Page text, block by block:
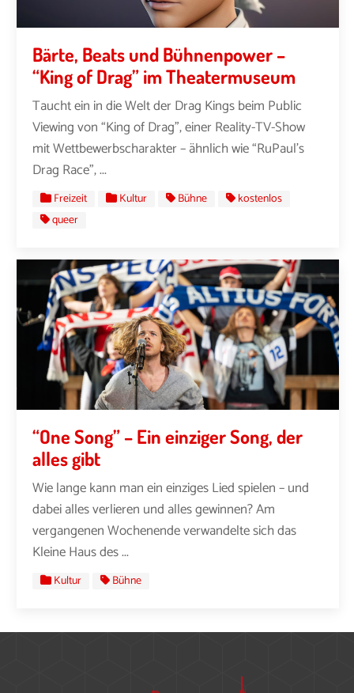
Bärte, Beats und Bühnenpower –
“King of Drag” im Theatermuseum
Taucht ein in die Welt der Drag Kings beim Public
Viewing von “King of Drag”, einer Reality-TV-Show
mit Wettbewerbscharakter – ähnlich wie “RuPaul’s
Drag Race”, ...
Freizeit Kultur Bühne
kostenlos
queer
“One Song” – Ein einziger Song, der
alles gibt
Wie lange kann man ein einziges Lied spielen – und
dabei alles verlieren und alles gewinnen? Am
vergangenen Wochenende verwandelte sich das
Kleine Haus des ...
Kultur Bühne